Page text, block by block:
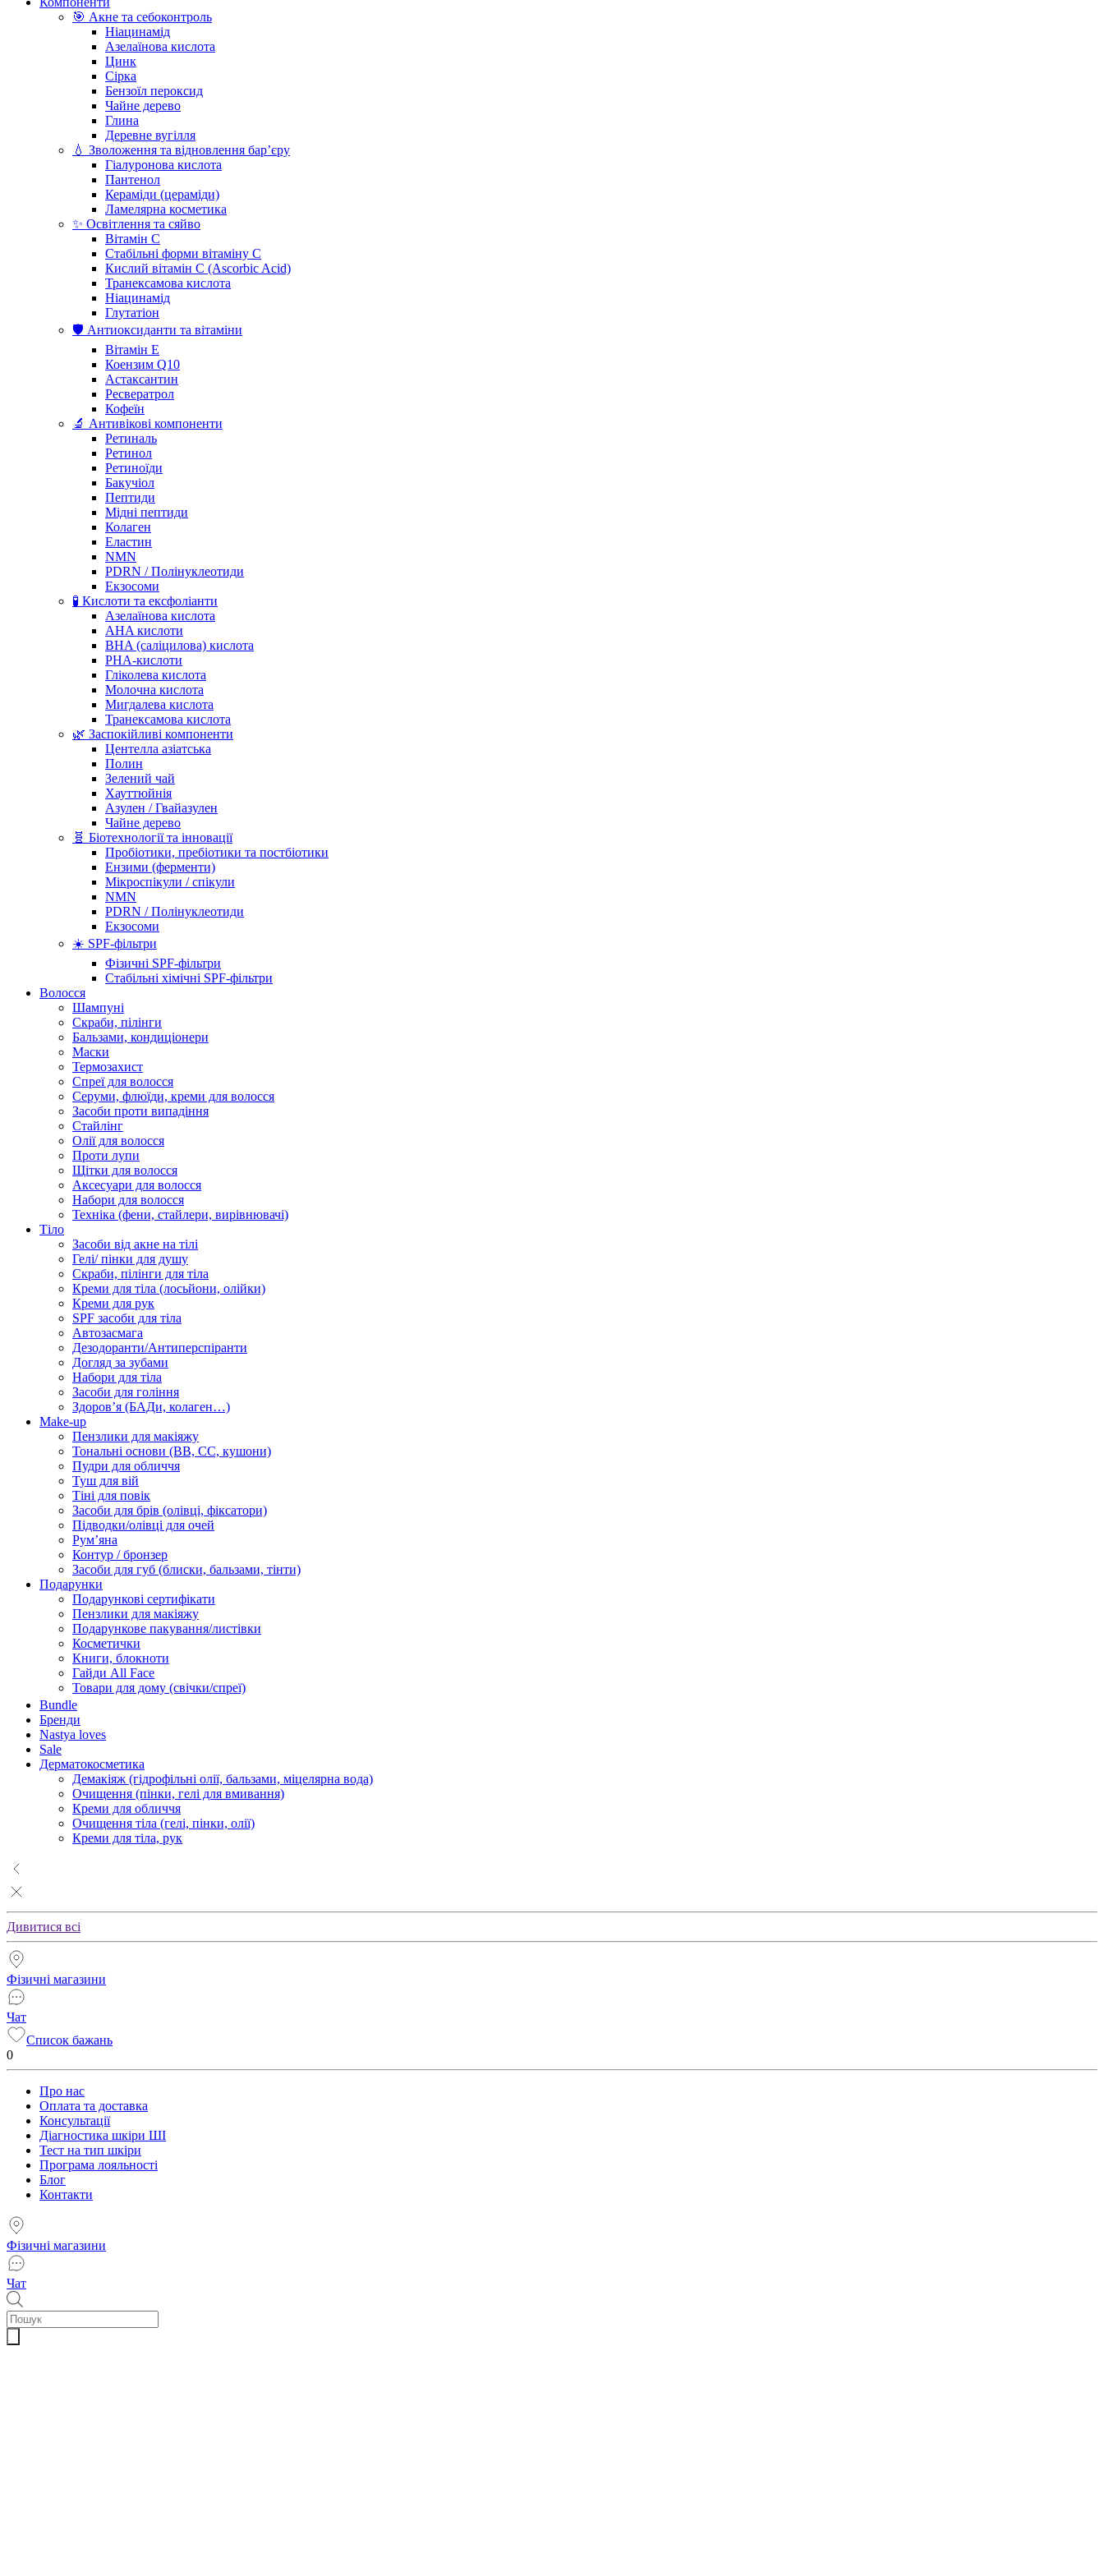
🎯 Акне та себоконтроль
Ніацинамід
Азелаїнова кислота
Цинк
Сірка
Бензоїл пероксид
Чайне дерево
Глина
Деревне вугілля
💧 Зволоження та відновлення бар’єру
Гіалуронова кислота
Пантенол
Кераміди (цераміди)
Ламелярна косметика
✨ Освітлення та сяйво
Вітамін С
Стабільні форми вітаміну С
Кислий вітамін С (Ascorbic Acid)
Транексамова кислота
Ніацинамід
Глутатіон
🛡️ Антиоксиданти та вітаміни
Вітамін Е
Коензим Q10
Астаксантин
Ресвератрол
Кофеїн
🔬 Антивікові компоненти
Ретиналь
Ретинол
Ретиноїди
Бакучіол
Пептиди
Мідні пептиди
Колаген
Еластин
NMN
PDRN / Полінуклеотиди
Екзосоми
🧪 Кислоти та ексфоліанти
Азелаїнова кислота
AHA кислоти
BHA (саліцилова) кислота
PHA-кислоти
Гліколева кислота
Молочна кислота
Мигдалева кислота
Транексамова кислота
🌿 Заспокійливі компоненти
Центелла азіатська
Полин
Зелений чай
Хауттюйнія
Азулен / Гвайазулен
Чайне дерево
🧬 Біотехнології та інновації
Пробіотики, пребіотики та постбіотики
Ензими (ферменти)
Мікроспікули / спікули
NMN
PDRN / Полінуклеотиди
Екзосоми
☀️ SPF-фільтри
Фізичні SPF-фільтри
Стабільні хімічні SPF-фільтри
Волосся
Шампуні
Скраби, пілінги
Бальзами, кондиціонери
Маски
Термозахист
Спреї для волосся
Серуми, флюїди, креми для волосся
Засоби проти випадіння
Стайлінг
Олії для волосся
Проти лупи
Щітки для волосся
Аксесуари для волосся
Набори для волосся
Техніка (фени, стайлери, вирівнювачі)
Тіло
Засоби від акне на тілі
Гелі/ пінки для душу
Скраби, пілінги для тіла
Креми для тіла (лосьйони, олійки)
Креми для рук
SPF засоби для тіла
Автозасмага
Дезодоранти/Антиперспіранти
Догляд за зубами
Набори для тіла
Засоби для гоління
Здоровʼя (БАДи, колаген…)
Make-up
Пензлики для макіяжу
Тональні основи (BB, CC, кушони)
Пудри для обличчя
Туш для вій
Тіні для повік
Засоби для брів (олівці, фіксатори)
Підводки/олівці для очей
Румʼяна
Контур / бронзер
Засоби для губ (блиски, бальзами, тінти)
Подарунки
Подарункові сертифікати
Пензлики для макіяжу
Подарункове пакування/листівки
Косметички
Книги, блокноти
Гайди All Face
Товари для дому (свічки/спреї)
Bundle
Бренди
Nastya loves
Sale
Дерматокосметика
Демакіяж (гідрофільні олії, бальзами, міцелярна вода)
Очищення (пінки, гелі для вмивання)
Креми для обличчя
Очищення тіла (гелі, пінки, олії)
Креми для тіла, рук
Дивитися всі
Фізичні магазини
Чат
Список бажань
0
Про нас
Оплата та доставка
Консультації
Діагностика шкіри ШІ
Тест на тип шкіри
Програма лояльності
Блог
Контакти
Фізичні магазини
Чат
Пошук
товарів